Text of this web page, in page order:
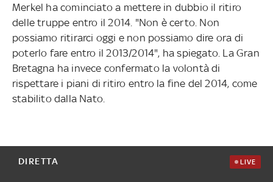
Merkel ha cominciato a mettere in dubbio il ritiro
delle truppe entro il 2014. "Non è certo. Non
possiamo ritirarci oggi e non possiamo dire ora di
poterlo fare entro il 2013/2014", ha spiegato. La Gran
Bretagna ha invece confermato la volontà di
rispettare i piani di ritiro entro la fine del 2014, come
stabilito dalla Nato.
DIRETTA LIVE